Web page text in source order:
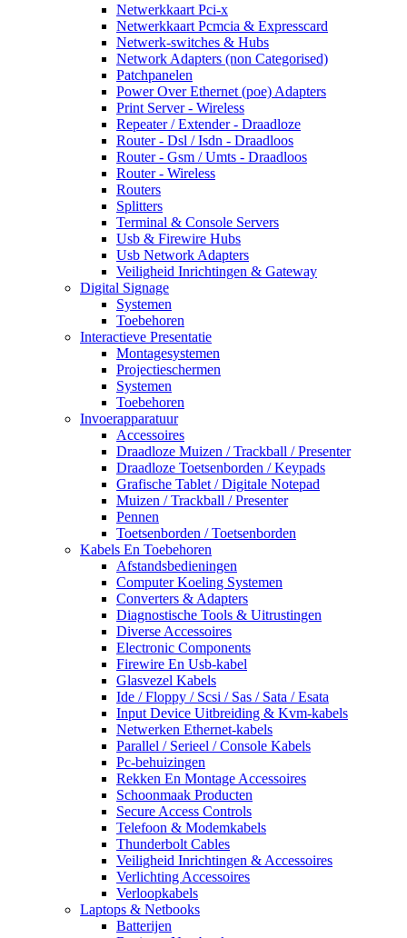
Netwerkkaart Pci-x
Netwerkkaart Pcmcia & Expresscard
Netwerk-switches & Hubs
Network Adapters (non Categorised)
Patchpanelen
Power Over Ethernet (poe) Adapters
Print Server - Wireless
Repeater / Extender - Draadloze
Router - Dsl / Isdn - Draadloos
Router - Gsm / Umts - Draadloos
Router - Wireless
Routers
Splitters
Terminal & Console Servers
Usb & Firewire Hubs
Usb Network Adapters
Veiligheid Inrichtingen & Gateway
Digital Signage
Systemen
Toebehoren
Interactieve Presentatie
Montagesystemen
Projectieschermen
Systemen
Toebehoren
Invoerapparatuur
Accessoires
Draadloze Muizen / Trackball / Presenter
Draadloze Toetsenborden / Keypads
Grafische Tablet / Digitale Notepad
Muizen / Trackball / Presenter
Pennen
Toetsenborden / Toetsenborden
Kabels En Toebehoren
Afstandsbedieningen
Computer Koeling Systemen
Converters & Adapters
Diagnostische Tools & Uitrustingen
Diverse Accessoires
Electronic Components
Firewire En Usb-kabel
Glasvezel Kabels
Ide / Floppy / Scsi / Sas / Sata / Esata
Input Device Uitbreiding & Kvm-kabels
Netwerken Ethernet-kabels
Parallel / Serieel / Console Kabels
Pc-behuizingen
Rekken En Montage Accessoires
Schoonmaak Producten
Secure Access Controls
Telefoon & Modemkabels
Thunderbolt Cables
Veiligheid Inrichtingen & Accessoires
Verlichting Accessoires
Verloopkabels
Laptops & Netbooks
Batterijen